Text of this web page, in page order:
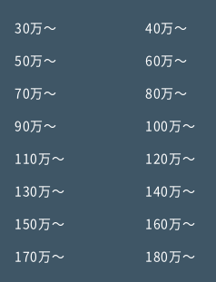
30万〜 40万〜
50万〜 60万〜
70万〜 80万〜
90万〜 100万〜
110万〜 120万〜
130万〜 140万〜
150万〜 160万〜
170万〜 180万〜